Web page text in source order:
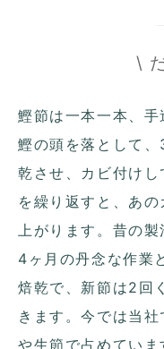
\
鰹節は一本一本、手
鰹の頭を落として
乾させ、カビ付け
を繰り返すと、あ
上がります。昔の
4ヶ月の丹念な作業
焙乾で、新節は2回
きます。今では当
や生節で占めてい